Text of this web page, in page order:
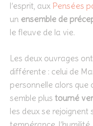
l’esprit, aux Pensées
un ensemble de
le fleuve de la vie.
Les deux ouvrages
différente : celui de
personnelle alors que
semble plus tourné
les deux se rejoignent